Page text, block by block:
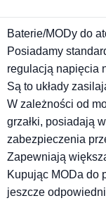
Baterie/MODy do
Posiadamy
regulacją napięcia
Są to układy
W zależności od
grzałki, posiadają
zabezpieczenia
Zapewniają
Kupując MODa do
jeszcze